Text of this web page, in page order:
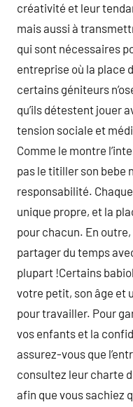
créativité et leur
mais aussi à
qui sont nécessaires
entreprise où la place
certains géniteurs
qu’ils détestent jouer
tension sociale et
Comme le montre
pas le titiller son bebe
responsabilité.
unique propre, et la
pour chacun. En outre,
partager du temps
plupart !Certains
votre petit, son âge et
pour travailler. Pour
vos enfants et la
assurez-vous que
consultez leur charte
afin que vous sachiez